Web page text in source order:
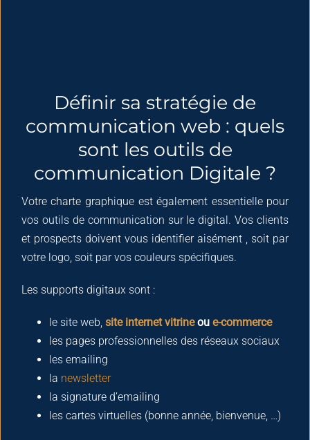
Définir sa stratégie de
communication web : quels
sont les outils de
communication Digitale ?
Votre charte graphique est également essentielle pour
vos outils de communication sur le digital. Vos clients
et prospects doivent vous identifier aisément , soit par
votre logo, soit par vos couleurs spécifiques.
Les supports digitaux sont :
le site web, site internet vitrineou e-commerce
les pages professionnelles des réseaux sociaux
les emailing
la newsletter
la signature d’emailing
les cartes virtuelles (bonne année, bienvenue, …)